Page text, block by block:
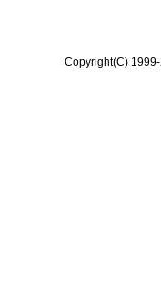
Copyright(C)